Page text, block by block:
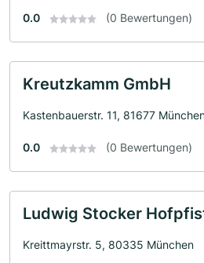
0.0 (0 Bewertungen)
Kreutzkamm GmbH
Kastenbauerstr. 11, 81677
0.0 (0 Bewertungen)
Ludwig Stocker
Kreittmayrstr. 5, 80335 München